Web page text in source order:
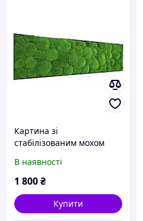
Картина зі
стабілізованим мохом
В наявності
1 800₴
Купити